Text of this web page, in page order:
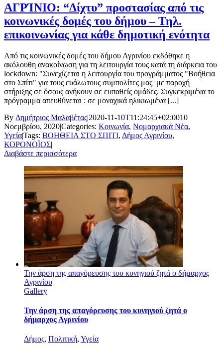
ΑΓΡΊΝΙΟ: “Δίχτυ” προστασίας από τις
κοινωνικές δομές του δήμου – Τηλ.
επικοινωνίας για κάθε δημοτική ενότητα
Από τις κοινωνικές δομές του δήμου Αγρινίου εκδόθηκε η
ακόλουθη ανακοίνωση για τη λειτουργία τους κατά τη διάρκεια του
lockdown: "Συνεχίζεται η λειτουργία του προγράμματος "Βοήθεια
στο Σπίτι" για τους ευάλωτους συμπολίτες μας με παροχή
στήριξης σε όσους ανήκουν σε ευπαθείς ομάδες. Συγκεκριμένα το
πρόγραμμα απευθύνεται : σε μοναχικά ηλικιωμένα [...]
By Δημήτριος Μαλαβέτας|2020-11-10T11:24:45+02:0010
Νοεμβρίου, 2020|Categories: Κοινωνία, Νομαρχιακά Νέα,
Υγεία|Tags: ΒΟΗΘΕΙΑ ΣΤΟ ΣΠΙΤΙ, Δήμος Αγρινίου,
ΚΟΡΟΝΟΪΟΣ|
Διαβάστε περισσότερα
Την άρση της απαγόρευσης του κυνηγιού ζητά ο δήμαρχος
Αγρινίου
Gallery
Την άρση της απαγόρευσης του κυνηγιού ζητά ο
δήμαρχος Αγρινίου
Δήμος, Πολιτική, Υγεία